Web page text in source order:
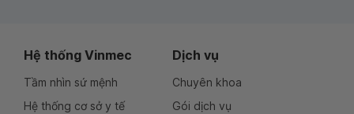
Hệ thống Vinmec
Tầm nhìn sứ mệnh
Hệ thống cơ sở y tế
Dịch vụ
Chuyên khoa
Gói dịch vụ